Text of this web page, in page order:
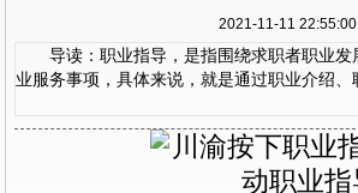
2021-11-11
导读：职业指导，是指围绕求职者职业发
业服务事项，具体来说，就是通过职业介绍